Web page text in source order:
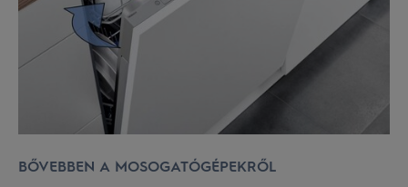
BŐVEBBEN A MOSOGATÓGÉPEKRŐL